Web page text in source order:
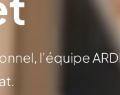
l’équipe